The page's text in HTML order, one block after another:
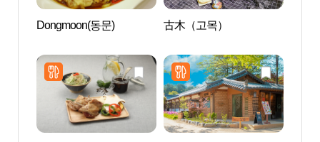
Dongmoon(동문) 古木（고목）